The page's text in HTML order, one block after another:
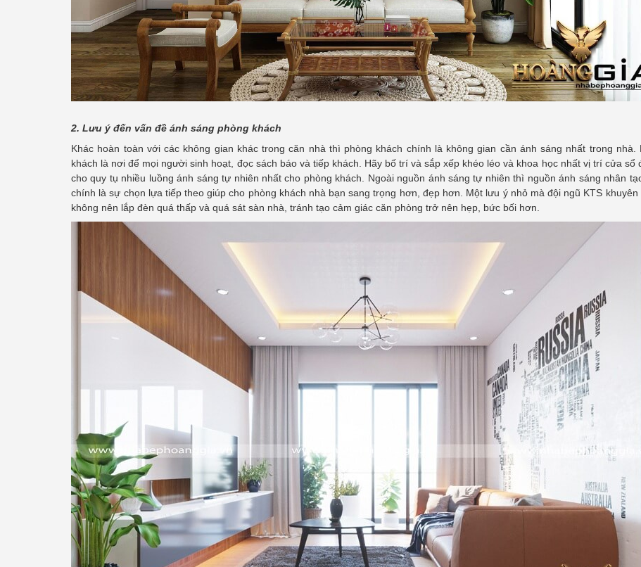
2. Lưu ý đến vấn đề ánh sáng phòng khách
Khác hoàn toàn với các không gian khác trong căn nhà thì phòng khách chính là không gian cần ánh sáng nhất trong nhà.
khách là nơi để mọi người sinh hoạt, đọc sách báo và tiếp khách. Hãy bố trí và sắp xếp khéo léo và khoa học nhất vị trí cửa sổ
cho quy tụ nhiều luồng ánh sáng tự nhiên nhất cho phòng khách. Ngoài nguồn ánh sáng tự nhiên thì nguồn ánh sáng nhân
chính là sự chọn lựa tiếp theo giúp cho phòng khách nhà bạn sang trọng hơn, đẹp hơn. Một lưu ý nhỏ mà đội ngũ KTS khuyên
không nên lắp đèn quá thấp và quá sát sàn nhà, tránh tạo cảm giác căn phòng trở nên hẹp, bức bối hơn.